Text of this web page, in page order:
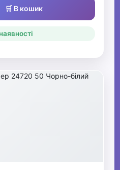
та прикраси
🛒 В кошик